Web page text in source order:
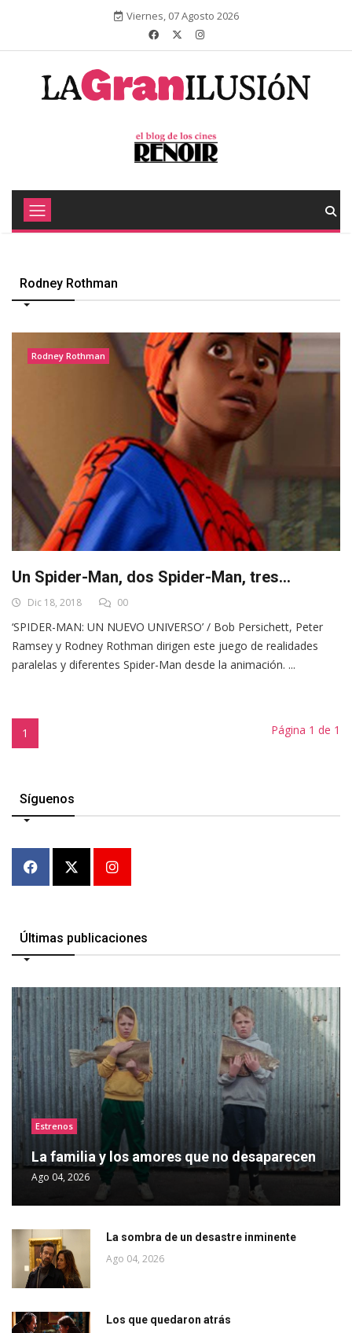
Viernes, 07 Agosto 2026
Rodney Rothman
Rodney Rothman
Un Spider-Man, dos Spider-Man, tres…
Dic 18, 2018 00
‘SPIDER-MAN: UN NUEVO UNIVERSO’ / Bob Persichett, Peter
Ramsey y Rodney Rothman dirigen este juego de realidades
paralelas y diferentes Spider-Man desde la animación. ...
1 Página 1 de 1
Síguenos
Últimas publicaciones
Estrenos
La familia y los amores que no desaparecen
Ago 04, 2026
La sombra de un desastre inminente
Ago 04, 2026
Los que quedaron atrás